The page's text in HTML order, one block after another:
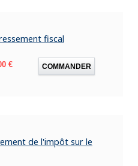
fiscal
€ COMMANDER
de l'impôt sur le